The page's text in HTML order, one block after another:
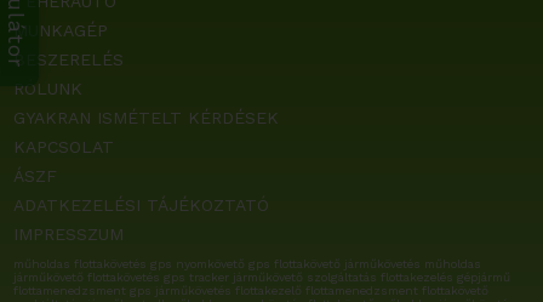
MUNKAGÉP
BESZERELÉS
RÓLUNK
GYAKRAN ISMÉTELT KÉRDÉSEK
KAPCSOLAT
ÁSZF
ADATKEZELÉSI TÁJÉKOZTATÓ
IMPRESSZUM
műholdas flottakövetés gps nyomkövető gps flottakövető járműkövetés műholdas
járműkövető flottakövetés gps tracker járműkövető szolgáltatás flottakezelés gépjármű
flottamenedzsment gps járműkövetés flottakezelő flottamenedzsment flottakövető